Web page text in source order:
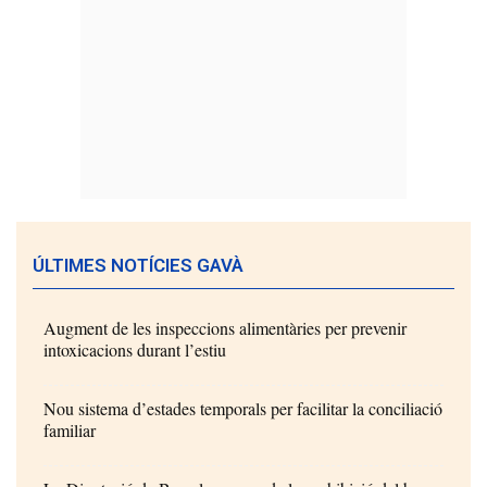
ÚLTIMES NOTÍCIES GAVÀ
Augment de les inspeccions alimentàries per prevenir
intoxicacions durant l’estiu
Nou sistema d’estades temporals per facilitar la conciliació
familiar